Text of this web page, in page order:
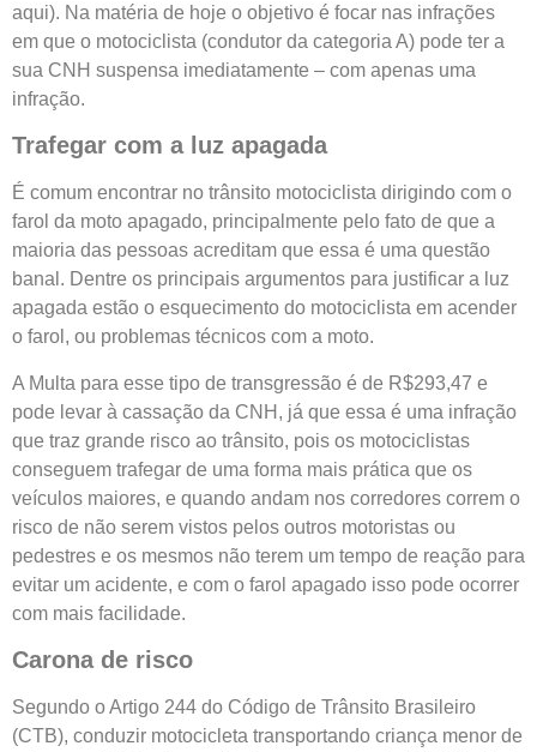
aqui). Na matéria de hoje o objetivo é focar nas infrações
em que o motociclista (condutor da categoria A) pode ter a
sua CNH suspensa imediatamente – com apenas uma
infração.
Trafegar com a luz apagada
É comum encontrar no trânsito motociclista dirigindo com o
farol da moto apagado, principalmente pelo fato de que a
maioria das pessoas acreditam que essa é uma questão
banal. Dentre os principais argumentos para justificar a luz
apagada estão o esquecimento do motociclista em acender
o farol, ou problemas técnicos com a moto.
A Multa para esse tipo de transgressão é de R$293,47 e
pode levar à cassação da CNH, já que essa é uma infração
que traz grande risco ao trânsito, pois os motociclistas
conseguem trafegar de uma forma mais prática que os
veículos maiores, e quando andam nos corredores correm o
risco de não serem vistos pelos outros motoristas ou
pedestres e os mesmos não terem um tempo de reação para
evitar um acidente, e com o farol apagado isso pode ocorrer
com mais facilidade.
Carona de risco
Segundo o Artigo 244 do Código de Trânsito Brasileiro
(CTB), conduzir motocicleta transportando criança menor de